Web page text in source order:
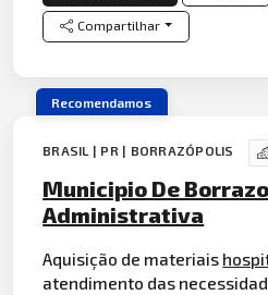
Compartilhar
Recomendamos
BRASIL | PR | BORRAZÓPOLIS
Municipio De
Administrativa
Aquisição de materiais
atendimento das